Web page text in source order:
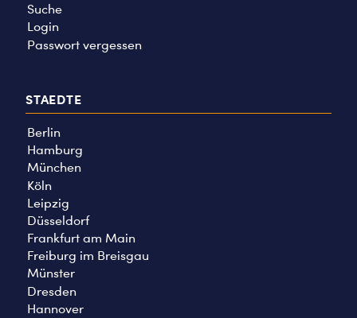
Suche
Login
Passwort vergessen
STAEDTE
Berlin
Hamburg
München
Köln
Leipzig
Düsseldorf
Frankfurt am Main
Freiburg im Breisgau
Münster
Dresden
Hannover